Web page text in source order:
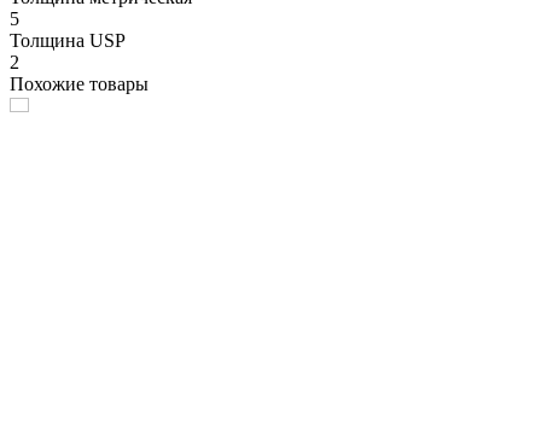
5
Толщина USP
2
Похожие товары